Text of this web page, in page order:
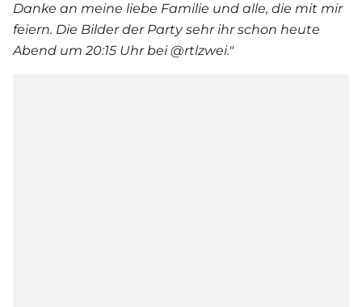
Danke an meine liebe Familie und alle, die mit mir
feiern. Die Bilder der Party sehr ihr schon heute
Abend um 20:15 Uhr bei @rtlzwei."